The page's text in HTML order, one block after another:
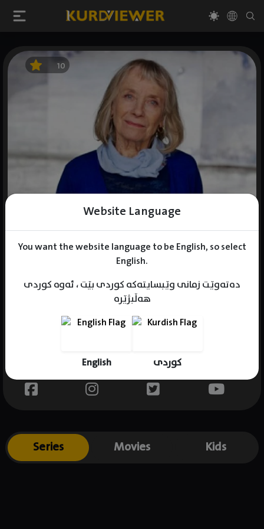
Website Language
You want the website language to be English, so select
English.
دەتەوێت زمانی وێبسایتەکە کوردی بێت ، ئەوە کوردی
هەڵبژێرە
English کوردی
10
Name : Anne-Marie Ponsot
Gender : female
Series Movies Kids